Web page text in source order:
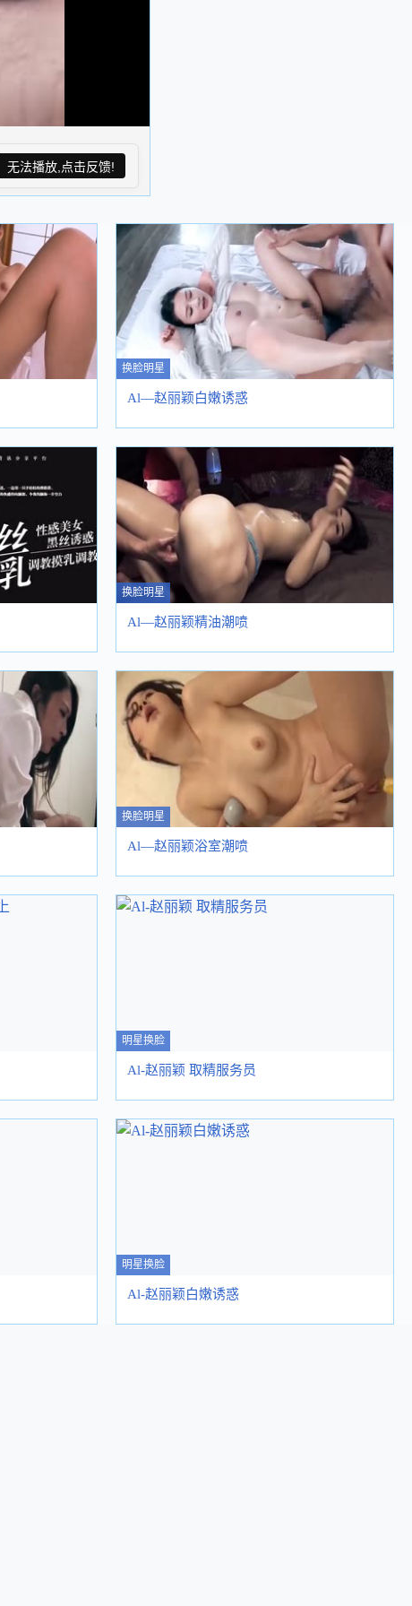
无法播放,点击反馈!
换脸明星
Al—赵丽颖白嫩诱惑
换脸明星
Al—赵丽颖精油潮喷
换脸明星
Al—赵丽颖浴室潮喷
明星换脸
Al-赵丽颖 取精服务员
明星换脸
Al-赵丽颖白嫩诱惑